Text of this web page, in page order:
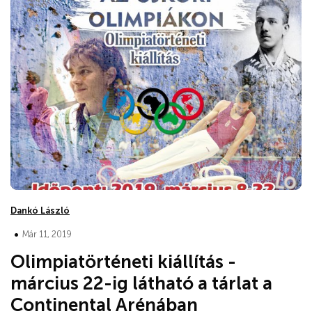
Dankó László
• Már 11, 2019
Olimpiatörténeti kiállítás -
március 22-ig látható a tárlat a
Continental Arénában